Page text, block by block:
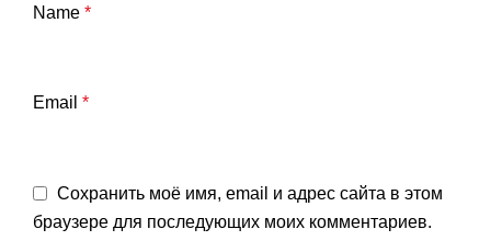
Name *
Email *
Сохранить моё имя, email и адрес сайта в этом
браузере для последующих моих комментариев.